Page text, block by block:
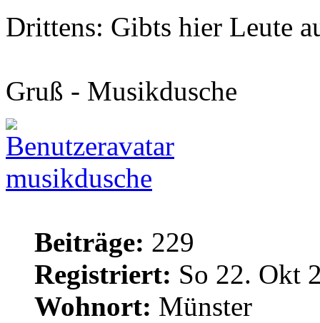
Drittens: Gibts hier Leute
Gruß - Musikdusche
musikdusche
Beiträge: 229
Registriert: So 22. Okt
Wohnort: Münster